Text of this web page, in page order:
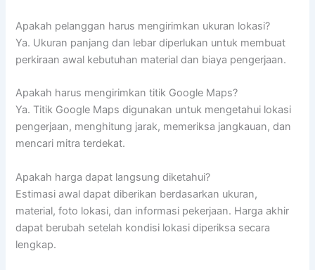
Apakah pelanggan harus mengirimkan ukuran lokasi?
Ya. Ukuran panjang dan lebar diperlukan untuk membuat
perkiraan awal kebutuhan material dan biaya pengerjaan.
Apakah harus mengirimkan titik Google Maps?
Ya. Titik Google Maps digunakan untuk mengetahui lokasi
pengerjaan, menghitung jarak, memeriksa jangkauan, dan
mencari mitra terdekat.
Apakah harga dapat langsung diketahui?
Estimasi awal dapat diberikan berdasarkan ukuran,
material, foto lokasi, dan informasi pekerjaan. Harga akhir
dapat berubah setelah kondisi lokasi diperiksa secara
lengkap.